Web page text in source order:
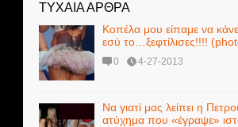
ΤΥΧΑΙΑ ΑΡΘΡΑ
Κοπέλα μου είπαμε να
εσύ το…ξεφτίλισες!!!!
0 4-27-2013
Να γιατί μας λείπει η
ατύχημα που «έγραψε»